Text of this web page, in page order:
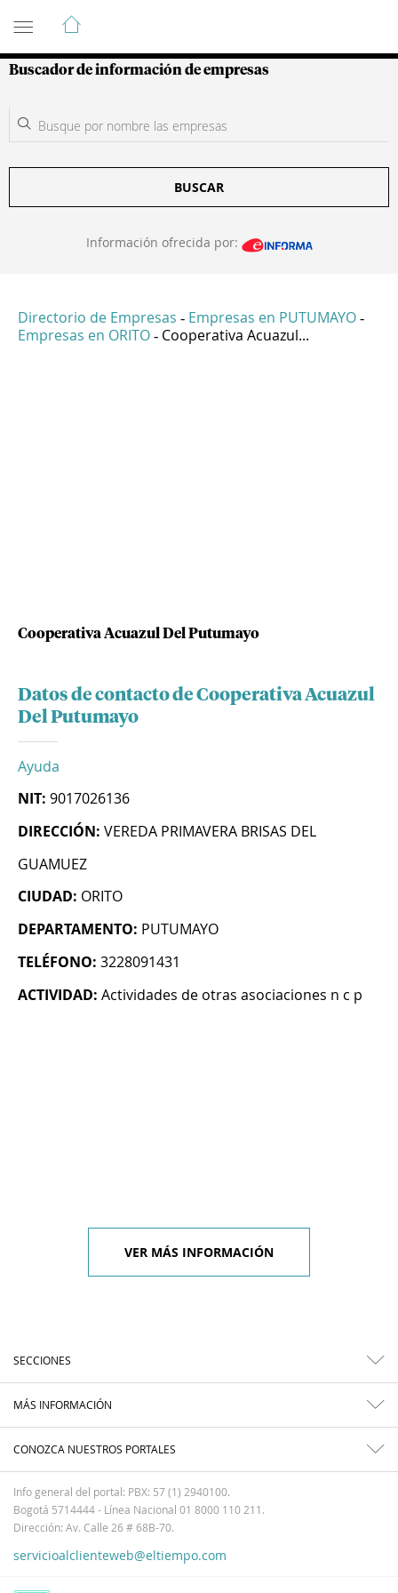
Guía de Empresas Colombianas
Buscador de información de empresas
BUSCAR
Información ofrecida por:
Directorio de Empresas - Empresas en PUTUMAYO -
Empresas en ORITO - Cooperativa Acuazul...
Cooperativa Acuazul Del Putumayo
Datos de contacto de Cooperativa Acuazul
Del Putumayo
Ayuda
NIT: 9017026136
DIRECCIÓN: VEREDA PRIMAVERA BRISAS DEL
GUAMUEZ
CIUDAD: ORITO
DEPARTAMENTO: PUTUMAYO
TELÉFONO: 3228091431
ACTIVIDAD: Actividades de otras asociaciones n c p
VER MÁS INFORMACIÓN
SECCIONES
MÁS INFORMACIÓN
CONOZCA NUESTROS PORTALES
Info general del portal: PBX: 57 (1) 2940100.
Bogotá 5714444 - Línea Nacional 01 8000 110 211.
Dirección: Av. Calle 26 # 68B-70.
servicioalclienteweb@eltiempo.com